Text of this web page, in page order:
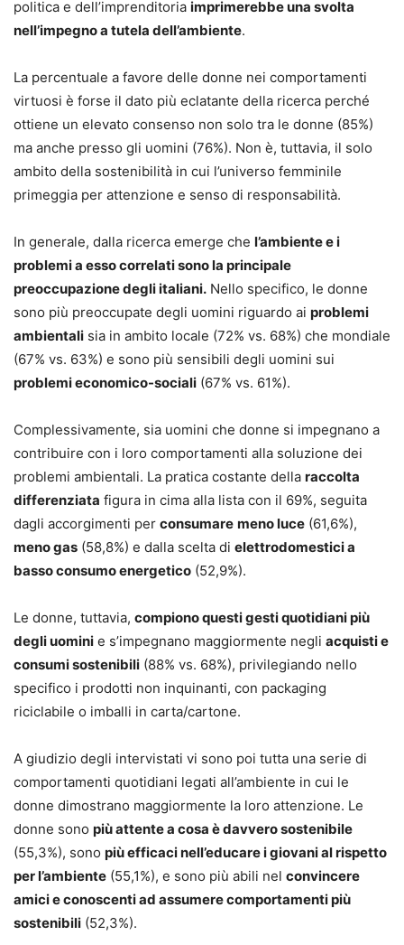
politica e dell’imprenditoria imprimerebbe una svolta
nell’impegno a tutela dell’ambiente.
La percentuale a favore delle donne nei comportamenti
virtuosi è forse il dato più eclatante della ricerca perché
ottiene un elevato consenso non solo tra le donne (85%)
ma anche presso gli uomini (76%). Non è, tuttavia, il solo
ambito della sostenibilità in cui l’universo femminile
primeggia per attenzione e senso di responsabilità.
In generale, dalla ricerca emerge che l’ambiente e i
problemi a esso correlati sono la principale
preoccupazione degli italiani. Nello specifico, le donne
sono più preoccupate degli uomini riguardo ai problemi
ambientali sia in ambito locale (72% vs. 68%) che mondiale
(67% vs. 63%) e sono più sensibili degli uomini sui
problemi economico-sociali (67% vs. 61%).
Complessivamente, sia uomini che donne si impegnano a
contribuire con i loro comportamenti alla soluzione dei
problemi ambientali. La pratica costante della raccolta
differenziata figura in cima alla lista con il 69%, seguita
dagli accorgimenti per consumare meno luce (61,6%),
meno gas (58,8%) e dalla scelta di elettrodomestici a
basso consumo energetico (52,9%).
Le donne, tuttavia, compiono questi gesti quotidiani più
degli uomini e s’impegnano maggiormente negli acquisti e
consumi sostenibili (88% vs. 68%), privilegiando nello
specifico i prodotti non inquinanti, con packaging
riciclabile o imballi in carta/cartone.
A giudizio degli intervistati vi sono poi tutta una serie di
comportamenti quotidiani legati all’ambiente in cui le
donne dimostrano maggiormente la loro attenzione. Le
donne sono più attente a cosa è davvero sostenibile
(55,3%), sono più efficaci nell’educare i giovani al rispetto
per l’ambiente (55,1%), e sono più abili nel convincere
amici e conoscenti ad assumere comportamenti più
sostenibili (52,3%).